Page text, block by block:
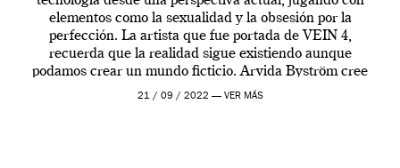
elementos como la sexualidad y la obsesión por la
perfección. La artista que fue portada de VEIN 4,
recuerda que la realidad sigue existiendo aunque
podamos crear un mundo ficticio. Arvida Byström cree
que los humanos tienen un complejo […]
21 / 09 / 2022 — VER MÁS